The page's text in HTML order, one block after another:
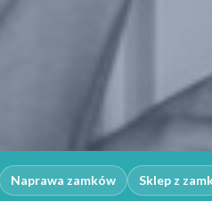
Naprawa zamków Sklep z